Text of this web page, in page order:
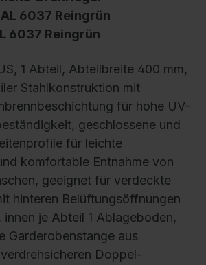
6037 Reingrün
6037 Reingrün
1 Abteil, Abteilbreite 400 mm,
Stahlkonstruktion mit
für hohe UV-
geschlossene und
für leichte
komfortable Entnahme von
geeignet für verdeckte
hinteren Belüftungsöffnungen
innen je Abteil 1 Ablageboden,
Garderobenstange aus
Doppel-